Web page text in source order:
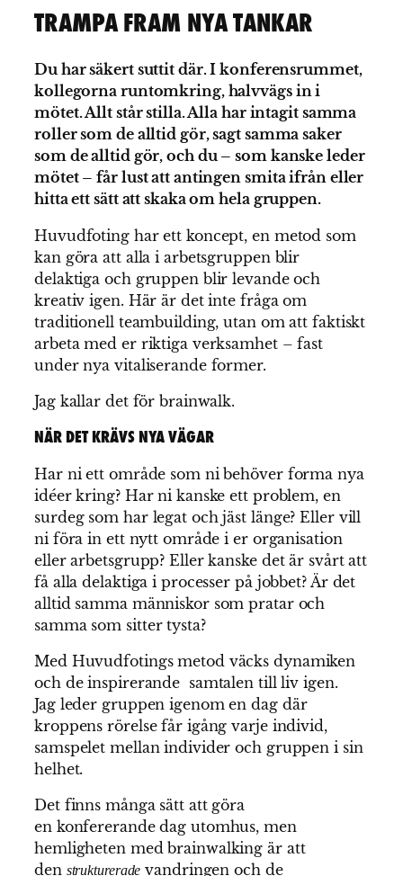
TRAMPA FRAM NYA TANKAR
Du har säkert suttit där. I konferensrummet,
kollegorna runtomkring, halvvägs in i
mötet. Allt står stilla. Alla har intagit samma
roller som de alltid gör, sagt samma saker
som de alltid gör, och du – som kanske leder
mötet – får lust att antingen smita ifrån eller
hitta ett sätt att skaka om hela gruppen.
Huvudfoting har ett koncept, en metod som
kan göra att alla i arbetsgruppen blir
delaktiga och gruppen blir levande och
kreativ igen. Här är det inte fråga om
traditionell teambuilding, utan om att faktiskt
arbeta med er riktiga verksamhet – fast
under nya vitaliserande former.
Jag kallar det för brainwalk.
NÄR DET KRÄVS NYA VÄGAR
Har ni ett område som ni behöver forma nya
idéer kring? Har ni kanske ett problem, en
surdeg som har legat och jäst länge? Eller vill
ni föra in ett nytt område i er organisation
eller arbetsgrupp? Eller kanske det är svårt att
få alla delaktiga i processer på jobbet? Är det
alltid samma människor som pratar och
samma som sitter tysta?
Med Huvudfotings metod väcks dynamiken
och de inspirerande samtalen till liv igen.
Jag leder gruppen igenom en dag där
kroppens rörelse får igång varje individ,
samspelet mellan individer och gruppen i sin
helhet.
Det finns många sätt att göra
en konfererande dag utomhus, men
hemligheten med brainwalking är att
den strukturerade vandringen och de